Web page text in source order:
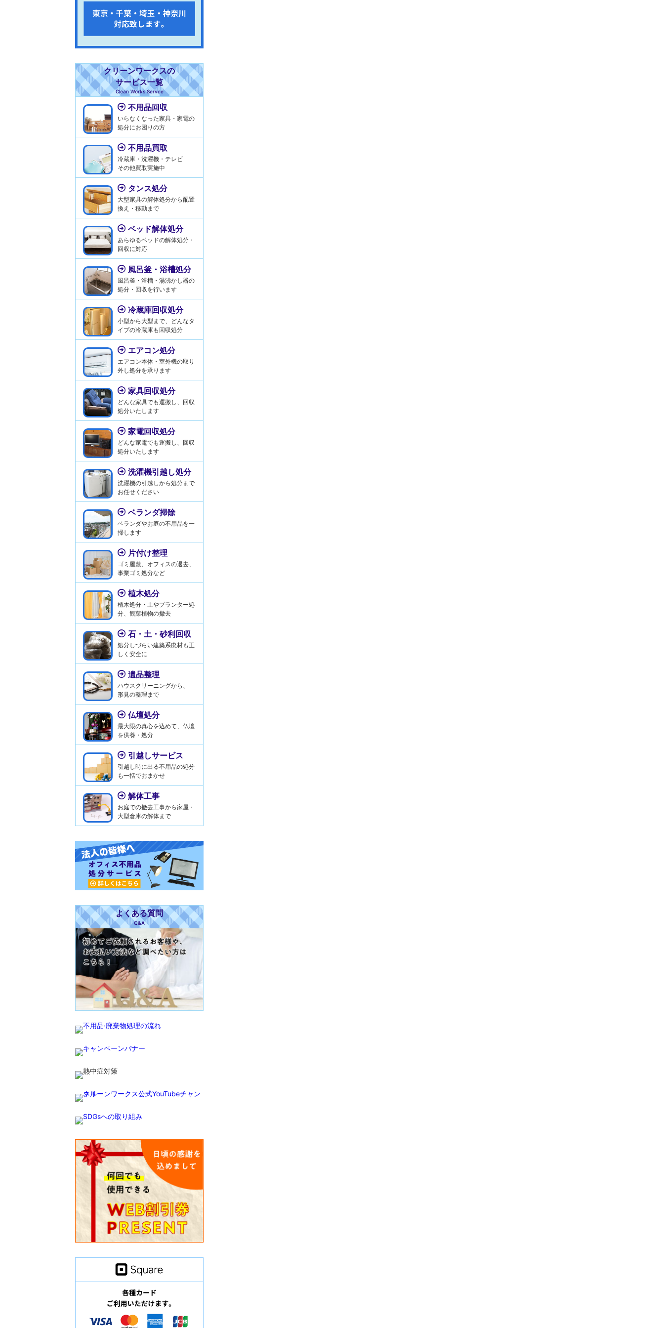
クリーンワークスの
サービス一覧
Clean Works Servce
不用品回収
いらなくなった家具・家電の
処分にお困りの方
不用品買取
冷蔵庫・洗濯機・テレビ
その他買取実施中
タンス処分
大型家具の解体処分から配置
換え・移動まで
ベッド解体処分
あらゆるベッドの解体処分・
回収に対応
風呂釜・浴槽処分
風呂釜・浴槽・湯沸かし器の
処分・回収を行います
冷蔵庫回収処分
小型から大型まで、どんなタ
イプの冷蔵庫も回収処分
エアコン処分
エアコン本体・室外機の取り
外し処分を承ります
家具回収処分
どんな家具でも運搬し、回収
処分いたします
家電回収処分
どんな家電でも運搬し、回収
処分いたします
洗濯機引越し処分
洗濯機の引越しから処分まで
お任せください
ベランダ掃除
ベランダやお庭の不用品を一
掃します
片付け整理
ゴミ屋敷、オフィスの退去、
事業ゴミ処分など
植木処分
植木処分・土やプランター処
分、観葉植物の撤去
石・土・砂利回収
処分しづらい建築系廃材も正
しく安全に
遺品整理
ハウスクリーニングから、
形見の整理まで
仏壇処分
最大限の真心を込めて、仏壇
を供養・処分
引越しサービス
引越し時に出る不用品の処分
も一括でおまかせ
解体工事
お庭での撤去工事から家屋・
大型倉庫の解体まで
よくある質問
Q&A